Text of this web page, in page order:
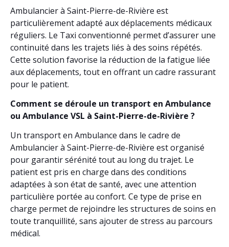
Ambulancier à Saint-Pierre-de-Rivière est
particulièrement adapté aux déplacements médicaux
réguliers. Le Taxi conventionné permet d’assurer une
continuité dans les trajets liés à des soins répétés.
Cette solution favorise la réduction de la fatigue liée
aux déplacements, tout en offrant un cadre rassurant
pour le patient.
Comment se déroule un transport en Ambulance
ou Ambulance VSL à Saint-Pierre-de-Rivière ?
Un transport en Ambulance dans le cadre de
Ambulancier à Saint-Pierre-de-Rivière est organisé
pour garantir sérénité tout au long du trajet. Le
patient est pris en charge dans des conditions
adaptées à son état de santé, avec une attention
particulière portée au confort. Ce type de prise en
charge permet de rejoindre les structures de soins en
toute tranquillité, sans ajouter de stress au parcours
médical.